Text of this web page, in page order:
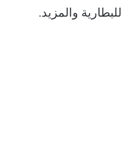
والمزيد.